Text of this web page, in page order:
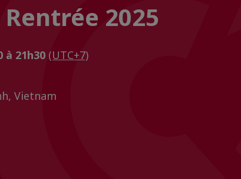
2025
à 21h30 (UTC+7)
Vietnam